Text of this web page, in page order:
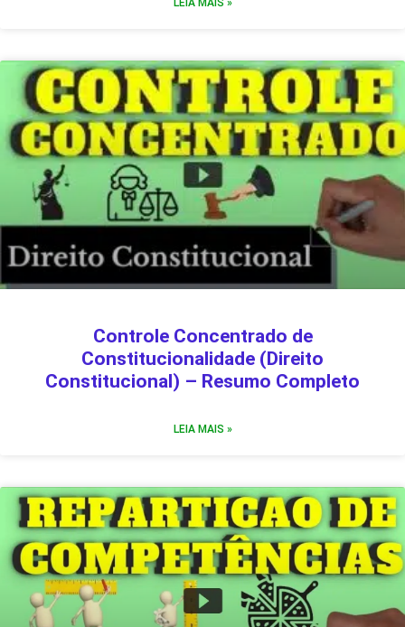
Controle Concentrado de
Constitucionalidade (Direito
Constitucional) – Resumo Completo
LEIA MAIS »